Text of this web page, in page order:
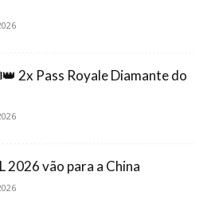
2x Pass Royale Diamante do
2026 vão para a China